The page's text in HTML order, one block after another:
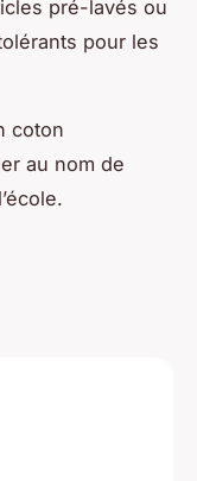
pré-lavés ou
pour les
coton
au nom de